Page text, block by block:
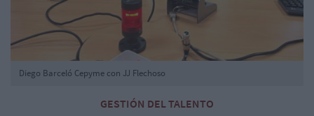
GESTIÓN DEL TALENTO
Diego Barceló Cepyme con JJ Flechoso